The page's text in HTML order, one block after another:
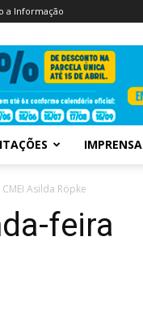
a Informação
IMPRENSA
Asilda Röpke
feira